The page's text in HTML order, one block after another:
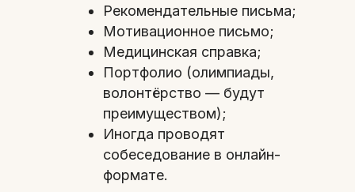
Рекомендательные письма;
Мотивационное письмо;
Медицинская справка;
Портфолио (олимпиады,
волонтёрство — будут
преимуществом);
Иногда проводят
собеседование в онлайн-
формате.